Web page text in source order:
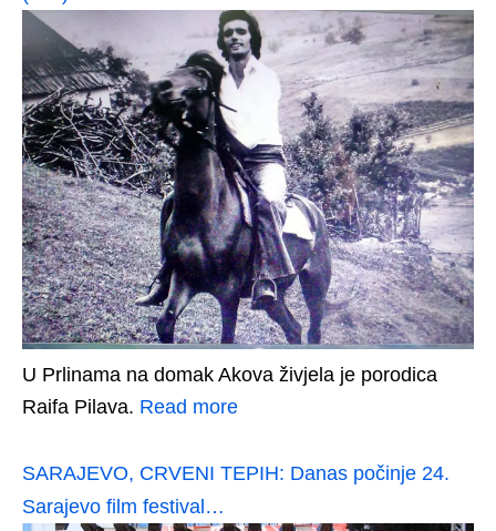
U Prlinama na domak Akova živjela je porodica
Raifa Pilava. Read more
SARAJEVO, CRVENI TEPIH: Danas počinje 24.
Sarajevo film festival…